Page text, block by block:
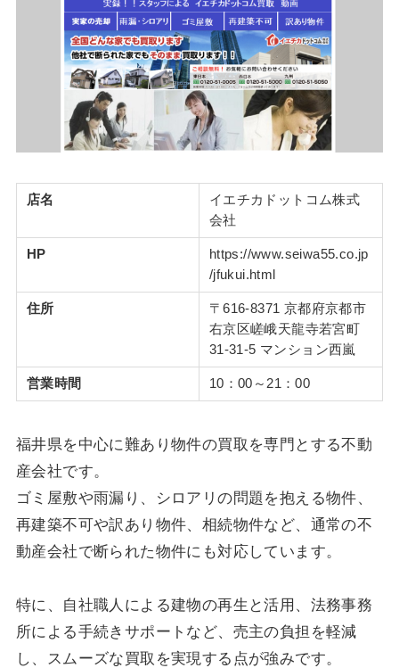
店名
イエチカドットコム株式
会社
HP
https://www.seiwa55.co.jp
/jfukui.html
住所
〒616-8371 京都府京都市
右京区嵯峨天龍寺若宮町
31-31-5 マンション西嵐
営業時間 10：00～21：00
福井県を中心に難あり物件の買取を専門とする不動
産会社です。
ゴミ屋敷や雨漏り、シロアリの問題を抱える物件、
再建築不可や訳あり物件、相続物件など、通常の不
動産会社で断られた物件にも対応しています。
特に、自社職人による建物の再生と活用、法務事務
所による手続きサポートなど、売主の負担を軽減
し、スムーズな買取を実現する点が強みです。